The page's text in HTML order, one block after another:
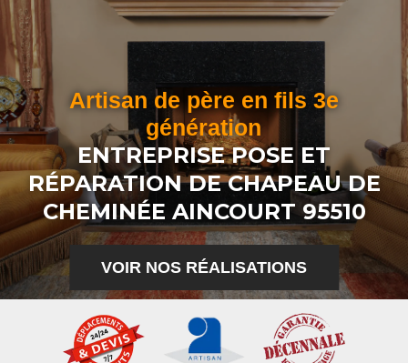
Artisan de père en fils 3e
génération
ENTREPRISE POSE ET
RÉPARATION DE CHAPEAU DE
CHEMINÉE AINCOURT 95510
VOIR NOS RÉALISATIONS